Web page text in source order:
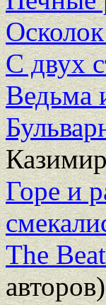
С двух
Ведьма
Горе и
The
авторов)